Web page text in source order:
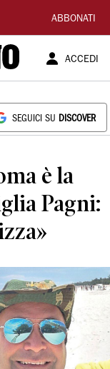
ABBONATI
ACCEDI
SEGUICI SU DISCOVER
è la
Pagni: